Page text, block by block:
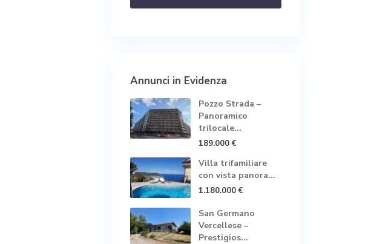
Annunci in Evidenza
Pozzo Strada –
Panoramico
trilocale...
189.000 €
Villa trifamiliare
con vista panora...
1.180.000 €
San Germano
Vercellese –
Prestigios...